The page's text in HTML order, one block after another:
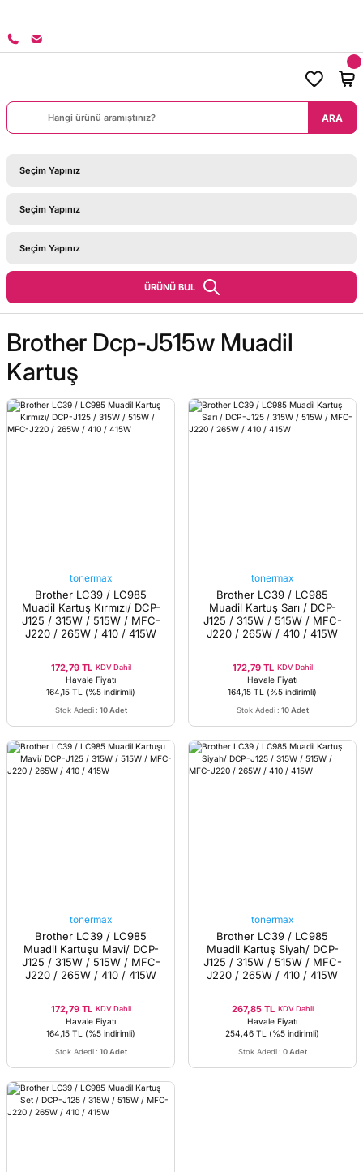
ARA
ÜRÜNÜ BUL
Brother Dcp-J515w Muadil
Kartuş
tonermax
Brother LC39 / LC985
Muadil Kartuş Kırmızı/ DCP-
J125 / 315W / 515W / MFC-
J220 / 265W / 410 / 415W
172,79 TL KDV Dahil
Havale Fiyatı
164,15 TL (%5 indirimli)
Stok Adedi : 10 Adet
tonermax
Brother LC39 / LC985
Muadil Kartuş Sarı / DCP-
J125 / 315W / 515W / MFC-
J220 / 265W / 410 / 415W
172,79 TL KDV Dahil
Havale Fiyatı
164,15 TL (%5 indirimli)
Stok Adedi : 10 Adet
tonermax
Brother LC39 / LC985
Muadil Kartuşu Mavi/ DCP-
J125 / 315W / 515W / MFC-
J220 / 265W / 410 / 415W
172,79 TL KDV Dahil
Havale Fiyatı
164,15 TL (%5 indirimli)
Stok Adedi : 10 Adet
tonermax
Brother LC39 / LC985
Muadil Kartuş Siyah/ DCP-
J125 / 315W / 515W / MFC-
J220 / 265W / 410 / 415W
267,85 TL KDV Dahil
Havale Fiyatı
254,46 TL (%5 indirimli)
Stok Adedi : 0 Adet